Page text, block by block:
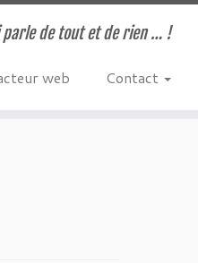
parle de tout et de rien … !
web Contact